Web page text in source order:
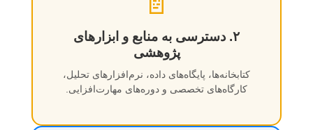
۲. دسترسی به منابع و ابزارهای
پژوهشی
کتابخانه‌ها، پایگاه‌های داده، نرم‌افزارهای تحلیل،
کارگاه‌های تخصصی و دوره‌های مهارت‌افزایی.